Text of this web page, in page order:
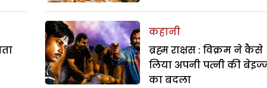
कहानी
ब्रह्म राक्षस : विक्रम ने कैसे
लिया अपनी पत्नी की
का बदला